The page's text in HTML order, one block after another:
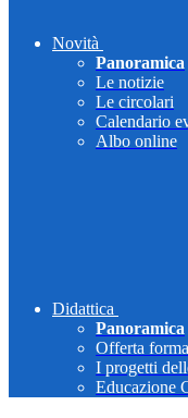
Novità
Panoramica
Le notizie
Le circolari
Calendario
Albo online
Didattica
Panoramica
Offerta
I progetti
Educazione